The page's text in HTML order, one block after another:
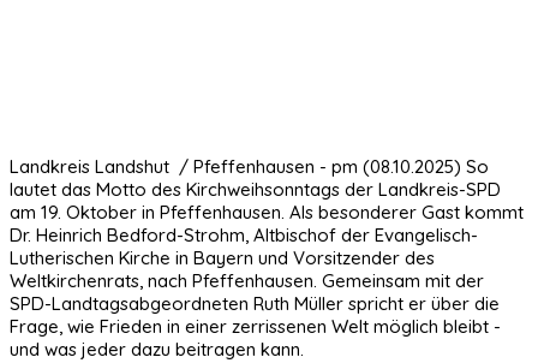
Landkreis Landshut / Pfeffenhausen - pm (08.10.2025) So
lautet das Motto des Kirchweihsonntags der Landkreis-SPD
am 19. Oktober in Pfeffenhausen. Als besonderer Gast kommt
Dr. Heinrich Bedford-Strohm, Altbischof der Evangelisch-
Lutherischen Kirche in Bayern und Vorsitzender des
Weltkirchenrats, nach Pfeffenhausen. Gemeinsam mit der
SPD-Landtagsabgeordneten Ruth Müller spricht er über die
Frage, wie Frieden in einer zerrissenen Welt möglich bleibt -
und was jeder dazu beitragen kann.